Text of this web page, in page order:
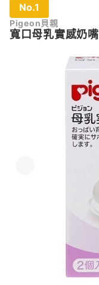
No.1
Pigeon貝親
寬口母乳實感奶嘴